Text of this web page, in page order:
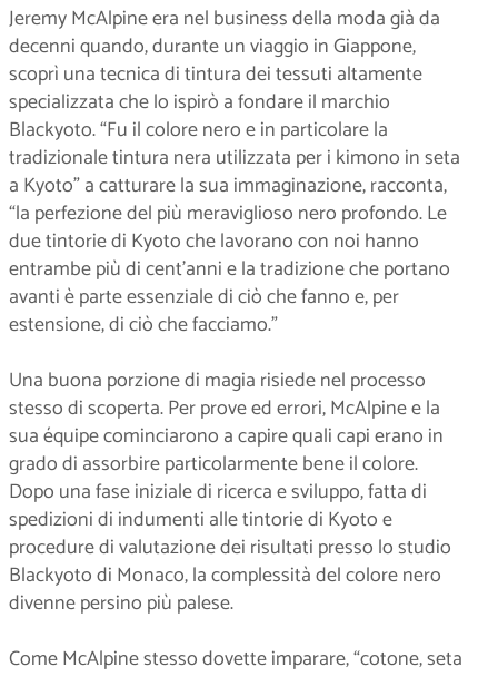
Jeremy McAlpine era nel business della moda già da
decenni quando, durante un viaggio in Giappone,
scoprì una tecnica di tintura dei tessuti altamente
specializzata che lo ispirò a fondare il marchio
Blackyoto. “Fu il colore nero e in particolare la
tradizionale tintura nera utilizzata per i kimono in seta
a Kyoto” a catturare la sua immaginazione, racconta,
“la perfezione del più meraviglioso nero profondo. Le
due tintorie di Kyoto che lavorano con noi hanno
entrambe più di cent’anni e la tradizione che portano
avanti è parte essenziale di ciò che fanno e, per
estensione, di ciò che facciamo.”
Una buona porzione di magia risiede nel processo
stesso di scoperta. Per prove ed errori, McAlpine e la
sua équipe cominciarono a capire quali capi erano in
grado di assorbire particolarmente bene il colore.
Dopo una fase iniziale di ricerca e sviluppo, fatta di
spedizioni di indumenti alle tintorie di Kyoto e
procedure di valutazione dei risultati presso lo studio
Blackyoto di Monaco, la complessità del colore nero
divenne persino più palese.
Come McAlpine stesso dovette imparare, “cotone, seta